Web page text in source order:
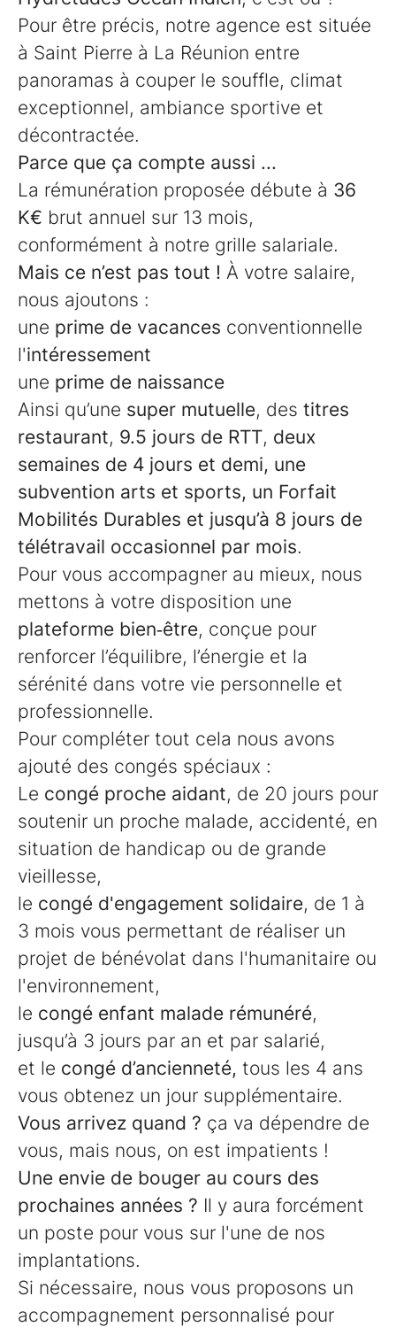
Pour être précis, notre agence est située
à Saint Pierre à La Réunion entre
panoramas à couper le souffle, climat
exceptionnel, ambiance sportive et
décontractée.
Parce que ça compte aussi ...
La rémunération proposée débute à 36
K€ brut annuel sur 13 mois,
conformément à notre grille salariale.
Mais ce n’est pas tout ! À votre salaire,
nous ajoutons :
une prime de vacances conventionnelle
l'intéressement
une prime de naissance
Ainsi qu’une super mutuelle, des titres
restaurant, 9.5 jours de RTT, deux
semaines de 4 jours et demi, une
subvention arts et sports, un Forfait
Mobilités Durables et jusqu’à 8 jours de
télétravail occasionnel par mois.
Pour vous accompagner au mieux, nous
mettons à votre disposition une
plateforme bien‑être, conçue pour
renforcer l’équilibre, l’énergie et la
sérénité dans votre vie personnelle et
professionnelle.
Pour compléter tout cela nous avons
ajouté des congés spéciaux :
Le congé proche aidant, de 20 jours pour
soutenir un proche malade, accidenté, en
situation de handicap ou de grande
vieillesse,
le congé d'engagement solidaire, de 1 à
3 mois vous permettant de réaliser un
projet de bénévolat dans l'humanitaire ou
l'environnement,
le congé enfant malade rémunéré,
jusqu’à 3 jours par an et par salarié,
et le congé d’ancienneté, tous les 4 ans
vous obtenez un jour supplémentaire.
Vous arrivez quand ? ça va dépendre de
vous, mais nous, on est impatients !
Une envie de bouger au cours des
prochaines années ? Il y aura forcément
un poste pour vous sur l'une de nos
implantations.
Si nécessaire, nous vous proposons un
accompagnement personnalisé pour